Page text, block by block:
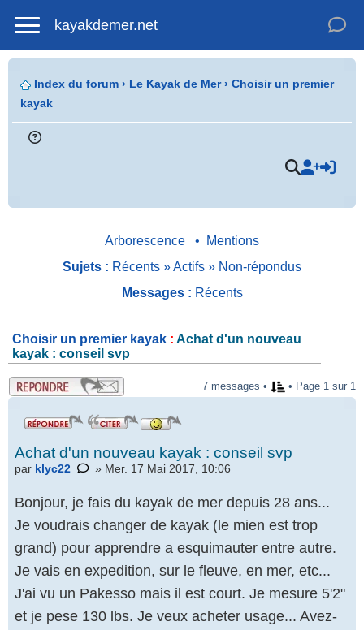
kayakdemer.net
Index du forum › Le Kayak de Mer› Choisir un premier
kayak
Arborescence •
Mentions
Sujets : Récents »Actifs » Non-répondus
Messages : Récents
Choisir un premier kayak : Achat d'un nouveau
kayak : conseil svp
.
7 messages • • Page 1 sur 1
Achat d'un nouveau kayak : conseil svp
par klyc22 » Mer. 17 Mai 2017, 10:06
Bonjour, je fais du kayak de mer depuis 28 ans...
Je voudrais changer de kayak (le mien est trop
grand) pour apprendre a esquimauter entre autre.
Je vais en expedition, sur le fleuve, en mer, etc...
J'ai vu un Pakesso mais il est court. Je mesure 5'2"
et je pese 130 lbs. Je veux acheter usage... Avez-